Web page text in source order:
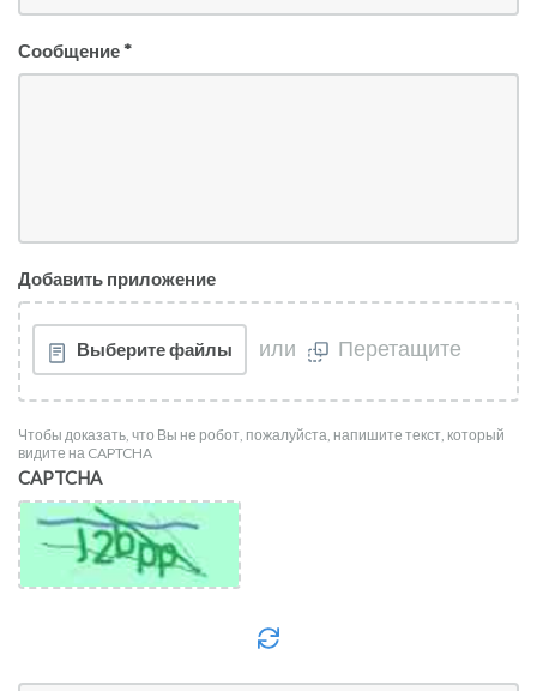
Сообщение *
Добавить приложение
Выберите файлы или Перетащите
Чтобы доказать, что Вы не робот, пожалуйста, напишите текст, который
видите на CAPTCHA
CAPTCHA